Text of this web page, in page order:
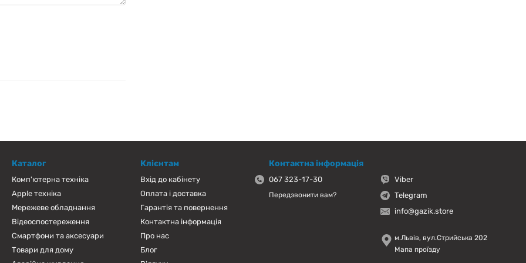
Каталог
Комп'ютерна техніка
Apple техніка
Мережеве обладнання
Відеоспостереження
Смартфони та аксесуари
Товари для дому
Клієнтам
Вхід до кабінету
Оплата і доставка
Гарантія та повернення
Контактна інформація
Про нас
Блог
Контактна інформація
067 323-17-30
Передзвонити вам?
Viber
Telegram
info@gazik.store
м.Львів, вул.Стрийська 202
Мапа проїзду